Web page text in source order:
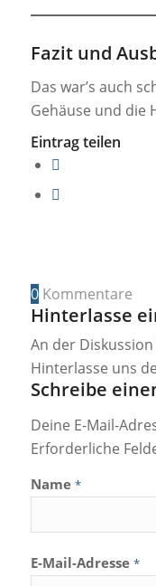
Fazit und
Das war’s auch
Gehäuse und die
Eintrag teilen
0 Kommentare
Hinterlasse
An der
Hinterlasse uns
Schreibe
Deine E-Mail-
Erforderliche
Name *
E-Mail-Adresse *